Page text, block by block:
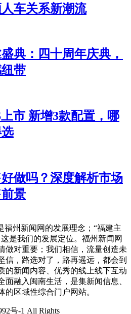
车关系新潮流
典：四十周年庆典，
带
市 新增3款配置，哪
做吗？深度解析市场
景
福州新闻网的发展理念；“福建主
是我们的发展定位。福州新闻网
做对重要；我们相信，流量创造未
信，路选对了，路再遥远，都会到
的新闻内容、优秀的线上线下互动
面融入闽南生活，是集新闻信息、
区域性综合门户网站。
号-1 All Rights